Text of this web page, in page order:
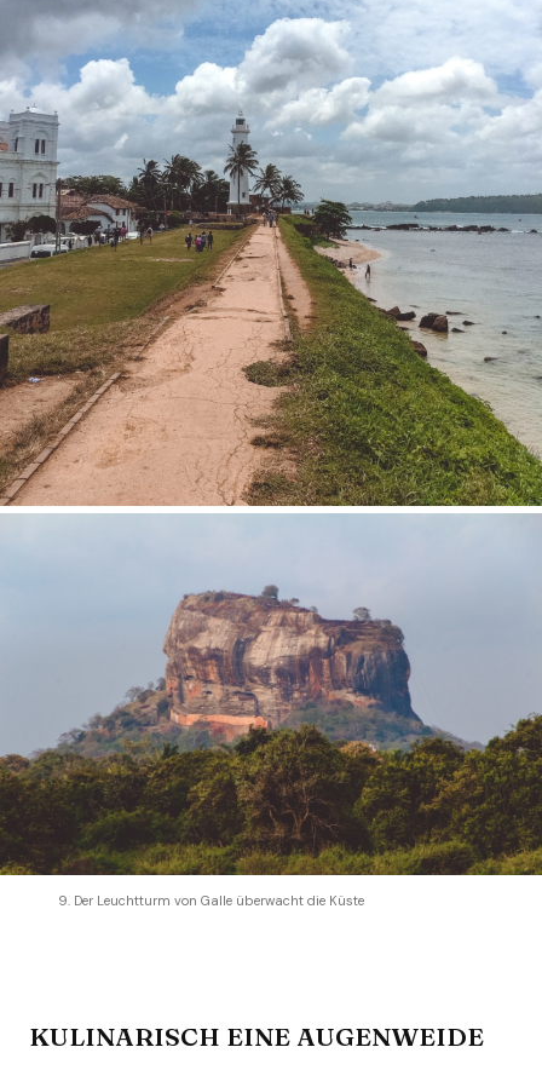
9. Der Leuchtturm von Galle überwacht die Küste
KULINARISCH EINE AUGENWEIDE